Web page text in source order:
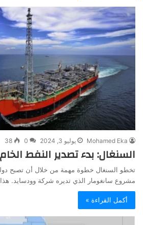
Mohamed Eka يوليو 3, 2024 0
38
السنغال: بدء تصدير النفط
تخطو السنغال خطوة مهمة من خلال أن تصبح
مشروع سانغومار الذي تديره شركة وودسايد.
أكمل القراءة »